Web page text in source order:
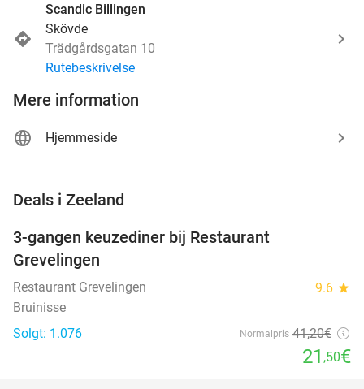
Scandic Billingen
Skövde
Trädgårdsgatan 10
Rutebeskrivelse
Mere information
Hjemmeside
Deals i Zeeland
3-gangen keuzediner bij Restaurant
Grevelingen
Restaurant Grevelingen 9.6 star
Bruinisse
Solgt: 1.076
Normalpris 41,20€
21 ,50€